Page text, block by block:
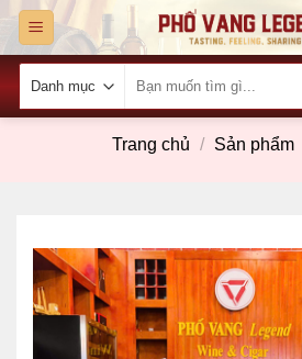
Skip
content
kiếm:
Trang chủ / Sản phẩm